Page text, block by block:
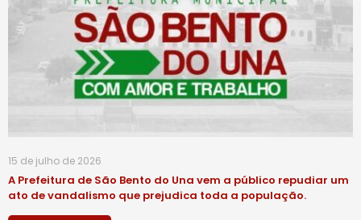
15 de julho de 2026
A Prefeitura de São Bento do Una vem a público repudiar um
ato de vandalismo que prejudica toda a população.